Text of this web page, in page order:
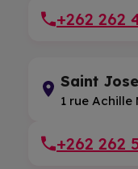
+262 262
Saint
1 rue Achille
+262 262